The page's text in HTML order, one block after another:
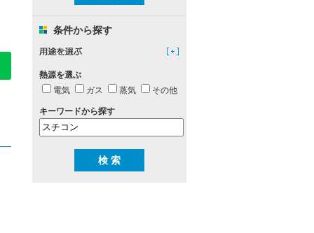
条件から探す
熱源を選ぶ
電気
ガス 蒸気 その他
キーワードから探す